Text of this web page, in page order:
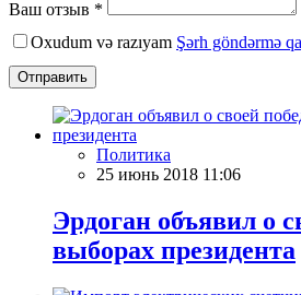
Ваш отзыв *
Oxudum və razıyam Şərh göndərmə
Отправить
Политика
25 июнь 2018 11:06
Эрдоган объявил о
выборах президента